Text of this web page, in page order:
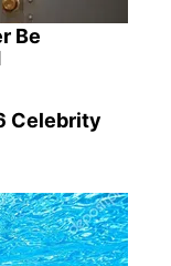
Be
Celebrity